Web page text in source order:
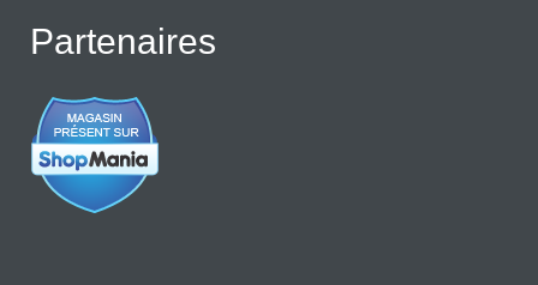
Partenaires